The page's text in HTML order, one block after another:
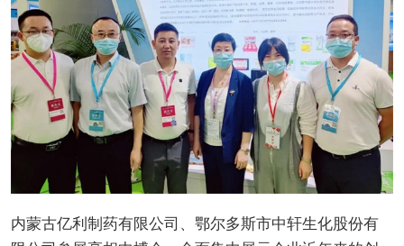
内蒙古亿利制药有限公司、鄂尔多斯市中轩生化股份有